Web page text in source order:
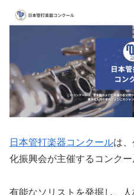
日本管打楽器コンクールは
化振興会が主催するコンクー
有能なソリストを発掘し、